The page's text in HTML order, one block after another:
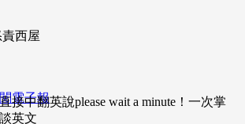
電子報
西屋
接中翻英說please wait a minute！一次掌
英文